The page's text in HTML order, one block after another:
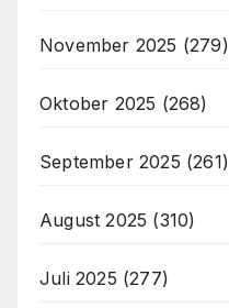
November 2025 (279)
Oktober 2025 (268)
September 2025 (261)
August 2025 (310)
Juli 2025 (277)